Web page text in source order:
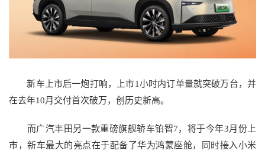
新车上市后一炮打响，上市1小时内订单量就突破万台，并
在去年10月交付首次破万，创历史新高。
而广汽丰田另一款重磅旗舰轿车铂智7，将于今年3月份上
市，新车最大的亮点在于配备了华为鸿蒙座舱，同时接入小米